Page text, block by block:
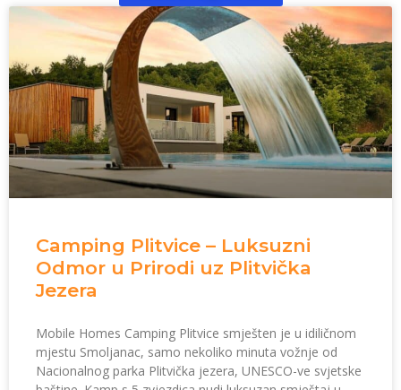
Camping Plitvice – Luksuzni
Odmor u Prirodi uz Plitvička
Jezera
Mobile Homes Camping Plitvice smješten je u idiličnom
mjestu Smoljanac, samo nekoliko minuta vožnje od
Nacionalnog parka Plitvička jezera, UNESCO-ve svjetske